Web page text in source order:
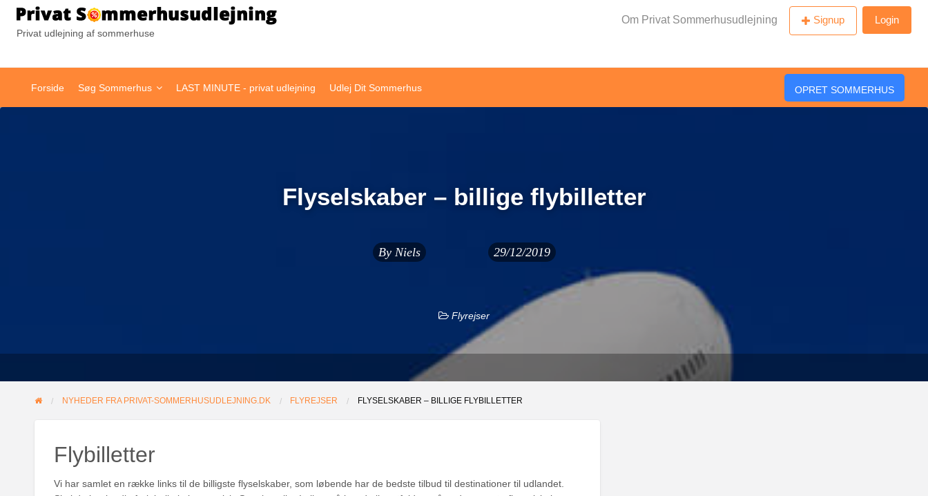
Om Privat Sommerhusudlejning Signup Login
Privat udlejning af sommerhuse
Forside Søg Sommerhus LAST MINUTE - privat udlejning Udlej Dit Sommerhus OPRET SOMMERHUS
Flyselskaber – billige flybilletter
By Niels 29/12/2019
Flyrejser
NYHEDER FRA PRIVAT-SOMMERHUSUDLEJNING.DK FLYREJSER FLYSELSKABER – BILLIGE FLYBILLETTER
Flybilletter
Vi har samlet en række links til de billigste flyselskaber, som løbende har de bedste tilbud til destinationer til udlandet.